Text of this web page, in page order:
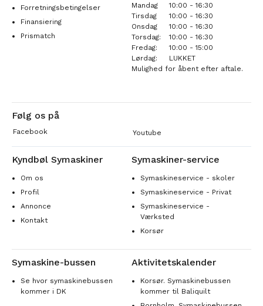
Forretningsbetingelser
Finansiering
Prismatch
Mandag
10:00 - 16:30
Tirsdag
10:00 - 16:30
Onsdag
10:00 - 16:30
Torsdag:
10:00 - 16:30
Fredag:
10:00 - 15:00
Lørdag:
LUKKET
Mulighed for åbent efter aftale.
Følg os på
Facebook Youtube
Kyndbøl Symaskiner
Om os
Profil
Annonce
Kontakt
Symaskiner-service
Symaskineservice - skoler
Symaskineservice - Privat
Symaskineservice -
Værksted
Korsør
Symaskine-bussen
Se hvor symaskinebussen
kommer i DK
Aktivitetskalender
Korsør. Symaskinebussen
kommer til Baliquilt